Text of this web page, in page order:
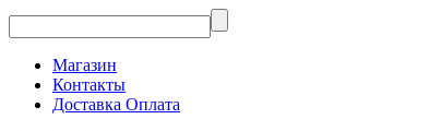
Магазин
Контакты
Доставка Оплата